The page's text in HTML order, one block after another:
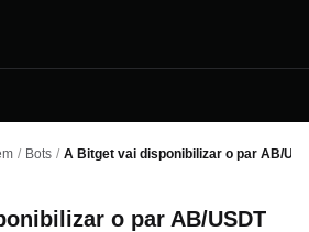
/ Bots / A Bitget vai disponibilizar o par AB/
o par AB/USDT